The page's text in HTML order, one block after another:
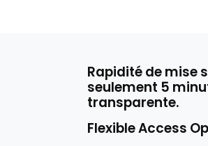
Rapidité de mise
seulement 5
transparente.
Flexible Access